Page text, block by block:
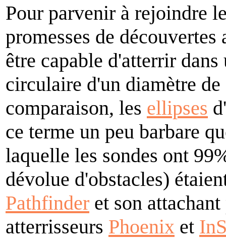
Pour parvenir à rejoindre
promesses de
être capable d'atterrir
circulaire d'un diamètre
comparaison, les ellipses
ce terme un peu barbare
laquelle les sondes ont
dévolue d'obstacles)
Pathfinder et son
atterrisseurs Phoenix et